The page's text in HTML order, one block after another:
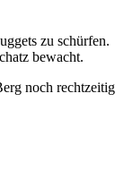
zu schürfen.
bewacht.
noch rechtzeitig